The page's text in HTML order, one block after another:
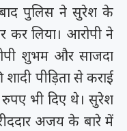
बाद पुलिस ने सुरेश के
कर लिया। आरोपी ने
शुभम और साजदा
पीड़िता से कराई
भी दिए थे। सुरेश
अजय के बारे में